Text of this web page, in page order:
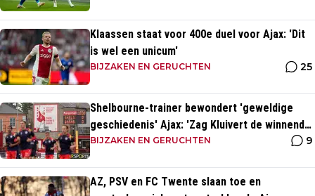
Klaassen staat voor 400e duel voor Ajax: 'Dit
is wel een unicum'
BIJZAKEN EN GERUCHTEN 25
Shelbourne-trainer bewondert 'geweldige
geschiedenis' Ajax: 'Zag Kluivert de winnende
scoren'
BIJZAKEN EN GERUCHTEN 9
AZ, PSV en FC Twente slaan toe en